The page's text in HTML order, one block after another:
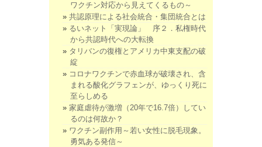
ワクチン対応から見えてくるもの～
共認原理による社会統合・集団統合とは
るいネット「実現論」 序２．私権時代
から共認時代への大転換
タリバンの復権とアメリカ中東支配の破
綻
コロナワクチンで赤血球が破壊され、含
まれる酸化グラフェンが、ゆっくり死に
至らしめる
家庭虐待が激増（20年で16.7倍）してい
るのは何故か？
ワクチン副作用～若い女性に脱毛現象。
勇気ある発信～